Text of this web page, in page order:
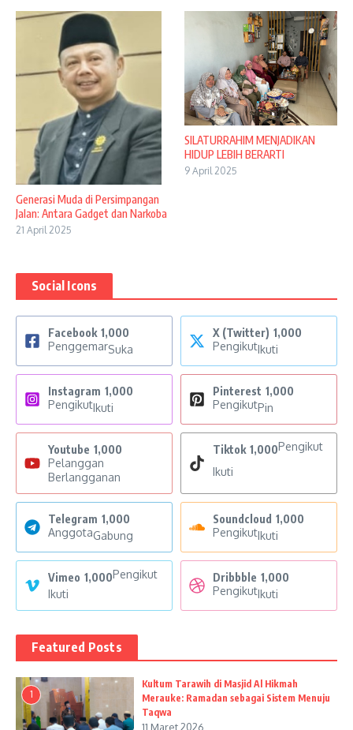
Generasi Muda di Persimpangan
Jalan: Antara Gadget dan Narkoba
21 April 2025
SILATURRAHIM MENJADIKAN
HIDUP LEBIH BERARTI
9 April 2025
Social Icons
Facebook 1,000
PenggemarSuka
X (Twitter) 1,000
PengikutIkuti
Instagram 1,000
PengikutIkuti
Pinterest 1,000
PengikutPin
Youtube 1,000
Pelanggan
Berlangganan
Tiktok 1,000Pengikut
Ikuti
Telegram 1,000
AnggotaGabung
Soundcloud 1,000
PengikutIkuti
Vimeo 1,000Pengikut
Ikuti
Dribbble 1,000
PengikutIkuti
Featured Posts
1
Kultum Tarawih di Masjid Al Hikmah
Merauke: Ramadan sebagai Sistem Menuju
Taqwa
11 Maret 2026